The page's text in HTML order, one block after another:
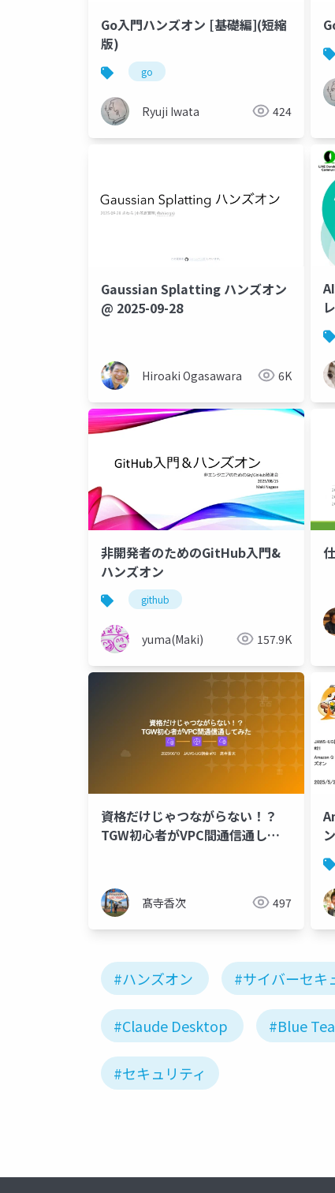
Go入門ハンズオン [基礎編](短縮
版)
go
Ryuji Iwata 424
Gaussian Splatting ハンズオン
@ 2025-09-28
Hiroaki Ogasawara 6K
非開発者のためのGitHub入門&
ハンズオン
github
yuma(Maki) 157.9K
資格だけじゃつながらない！？
TGW初心者がVPC間通信通して
髙寺香次 497
#ハンズオン #サイバーセキ
#Claude Desktop #Blue
#セキュリティ